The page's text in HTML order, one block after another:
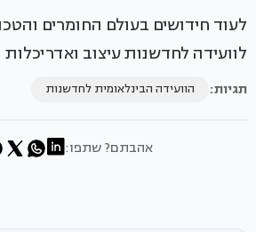
לעוד חידושים בעולם החומרים
לוועידה לחדשנות עיצוב ואדריכלות
תגיות: הוועידה הבינלאומית לחדשנות
אהבתם? שתפו: